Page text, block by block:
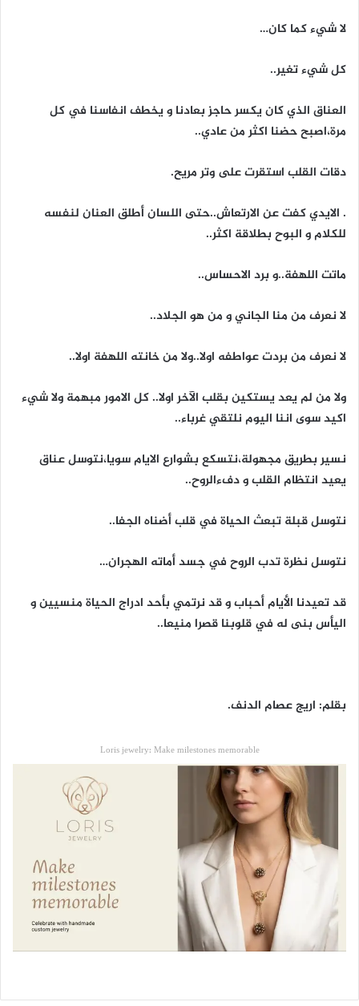
لا شيء كما كان…
كل شيء تغير..
العناق الذي كان يكسر حاجز بعادنا و يخطف انفاسنا في كل
مرة،اصبح حضنا اكثر من عادي..
دقات القلب استقرت على وتر مريح.
. الايدي كفت عن الارتعاش..حتى اللسان أطلق العنان لنفسه
للكلام و البوح بطلاقة اكثر..
ماتت اللهفة..و برد الاحساس..
لا نعرف من منا الجاني و من هو الجلاد..
لا نعرف من بردت عواطفه اولا..ولا من خانته اللهفة اولا..
ولا من لم يعد يستكين بقلب الآخر اولا.. كل الامور مبهمة ولا شيء
اكيد سوى اننا اليوم نلتقي غرباء..
نسير بطريق مجهولة،نتسكع بشوارع الايام سويا،نتوسل عناق
يعيد انتظام القلب و دفءالروح..
نتوسل قبلة تبعث الحياة في قلب أضناه الجفا..
نتوسل نظرة تدب الروح في جسد أماته الهجران…
قد تعيدنا الأيام أحباب و قد نرتمي بأحد ادراج الحياة منسيين و
اليأس بنى له في قلوبنا قصرا منيعا..
بقلم: اريج عصام الدنف.
Loris jewelry: Make milestones memorable